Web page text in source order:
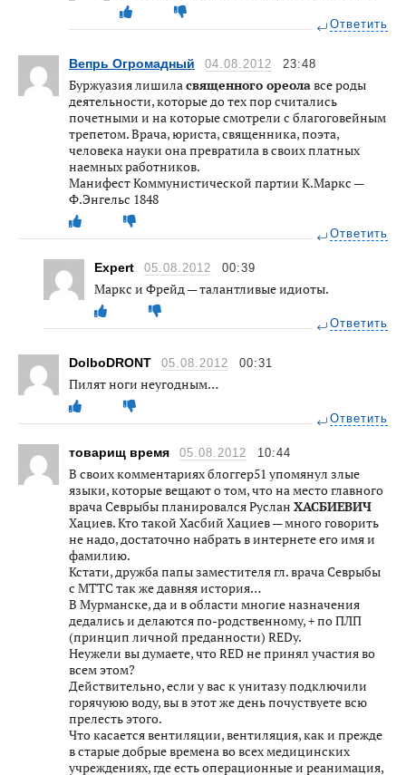
Ответить
Вепрь Огромадный 04.08.2012 23:48
Буржуазия лишиласвященного ореолавсе роды
деятельности, которые до тех пор считались
почетными и на которые смотрели с благоговейным
трепетом. Врача, юриста, священника, поэта,
человека науки она превратила в своих платных
наемных работников.
Манифест Коммунистической партии К.Маркс —
Ф.Энгельс 1848
Ответить
Expert 05.08.2012 00:39
Маркс и Фрейд — талантливые идиоты.
Ответить
DolboDRONT 05.08.2012 00:31
Пилят ноги неугодным…
Ответить
товарищ время 05.08.2012 10:44
В своих комментариях блоггер51 упомянул злые
языки, которые вещают о том, что на место главного
врача Севрыбы планировался Руслан ХАСБИЕВИЧ
Хациев. Кто такой Хасбий Хациев — много говорить
не надо, достаточно набрать в интернете его имя и
фамилию.
Кстати, дружба папы заместителя гл. врача Севрыбы
с МТТС так же давняя история…
В Мурманске, да и в области многие назначения
дедались и делаются по-родственному, + по ПЛП
(принцип личной преданности) REDу.
Неужели вы думаете, что RED не принял участия во
всем этом?
Действительно, если у вас к унитазу подключили
горячуюю воду, вы в этот же день почуствуете всю
прелесть этого.
Что касается вентиляции, вентиляция, как и прежде
в старые добрые времена во всех медицинских
учреждениях, где есть операционные и реанимация,